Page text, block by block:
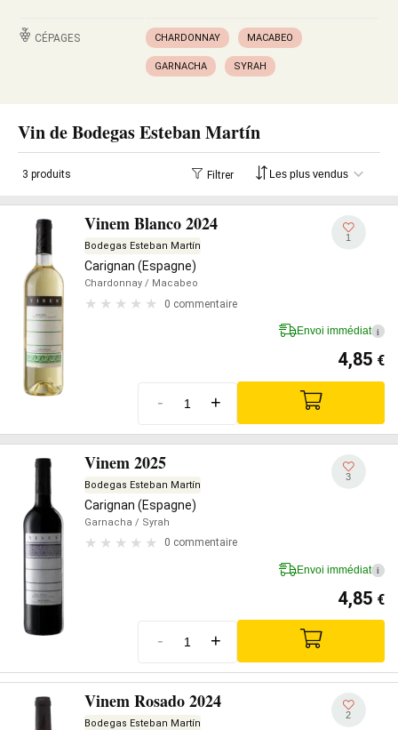
CÉPAGES CHARDONNAY MACABEO
GARNACHA SYRAH
Vin de Bodegas Esteban Martín
3 produits Filtrer
Vinem Blanco 2024
Bodegas Esteban Martín
Carignan (Espagne)
Chardonnay / Macabeo
0 commentaire
1
Envoi immédiat i
4,85 €
- +
Vinem 2025
Bodegas Esteban Martín
Carignan (Espagne)
Garnacha / Syrah
0 commentaire
3
Envoi immédiat i
4,85 €
- +
Vinem Rosado 2024
Bodegas Esteban Martín
2